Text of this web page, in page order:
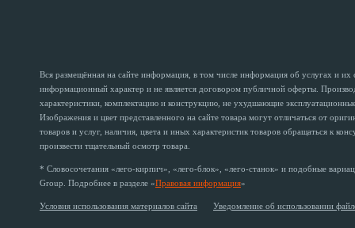
Вся размещённая на сайте информация, в том числе информация об услугах и
информационный характер и не является договором публичной оферты.
характеристики, комплектацию и конструкцию, не ухудшающие
Изображения и цвет представленного на сайте товара могут отличаться от
товаров и услуг, наличия, цвета и иных характеристик товаров обращаться к
произвести тщательный осмотр товара.
* Словосочетания «лего-кирпич», «лего-блок», «лего-станок» и подобные
Group. Подробнее в разделе «Правовая информация»
Условия использования материалов сайта Уведомление об использовании